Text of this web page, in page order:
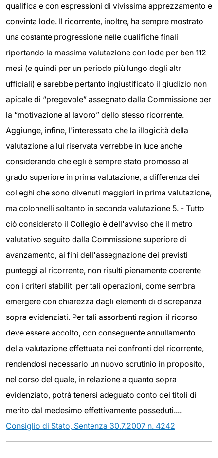
qualifica e con espressioni di vivissima apprezzamento e
convinta lode. Il ricorrente, inoltre, ha sempre mostrato
una costante progressione nelle qualifiche finali
riportando la massima valutazione con lode per ben 112
mesi (e quindi per un periodo più lungo degli altri
ufficiali) e sarebbe pertanto ingiustificato il giudizio non
apicale di “pregevole” assegnato dalla Commissione per
la “motivazione al lavoro” dello stesso ricorrente.
Aggiunge, infine, l'interessato che la illogicità della
valutazione a lui riservata verrebbe in luce anche
considerando che egli è sempre stato promosso al
grado superiore in prima valutazione, a differenza dei
colleghi che sono divenuti maggiori in prima valutazione,
ma colonnelli soltanto in seconda valutazione 5. - Tutto
ciò considerato il Collegio è dell'avviso che il metro
valutativo seguito dalla Commissione superiore di
avanzamento, ai fini dell'assegnazione dei previsti
punteggi al ricorrente, non risulti pienamente coerente
con i criteri stabiliti per tali operazioni, come sembra
emergere con chiarezza dagli elementi di discrepanza
sopra evidenziati. Per tali assorbenti ragioni il ricorso
deve essere accolto, con conseguente annullamento
della valutazione effettuata nei confronti del ricorrente,
rendendosi necessario un nuovo scrutinio in proposito,
nel corso del quale, in relazione a quanto sopra
evidenziato, potrà tenersi adeguato conto dei titoli di
merito dal medesimo effettivamente posseduti....
Consiglio di Stato, Sentenza 30.7.2007 n. 4242